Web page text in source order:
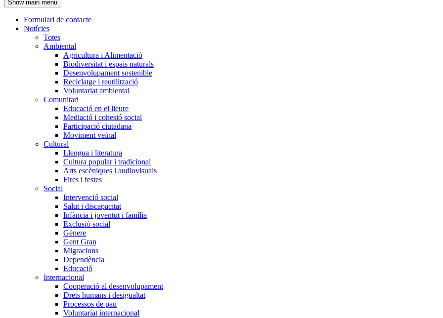
l'encapçalament
Show main menu
Navegació
principal
Formulari de contacte
Notícies
Totes
Ambiental
Agricultura i Alimentació
Biodiversitat i espais naturals
Desenvolupament sostenible
Reciclatge i reutilització
Voluntariat ambiental
Comunitari
Educació en el lleure
Mediació i cohesió social
Participació ciutadana
Moviment veïnal
Cultural
Llengua i literatura
Cultura popular i tradicional
Arts escèniques i audiovisuals
Fires i festes
Social
Intervenció social
Salut i discapacitat
Infància i joventut i família
Exclusió social
Gènere
Gent Gran
Migracions
Dependència
Educació
Internacional
Cooperació al desenvolupament
Drets humans i desigualtat
Processos de pau
Voluntariat internacional